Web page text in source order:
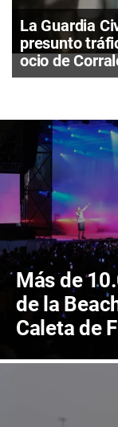
La Guardia
presunto
ocio de
Más de
de la
Caleta de